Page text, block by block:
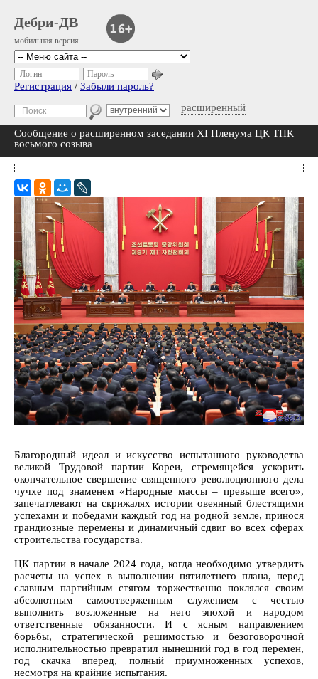
Дебри-ДВ
мобильная версия
расширенный
Логин Пароль
Регистрация / Забыли пароль?
Сообщение о расширенном заседании XI Пленума ЦК ТПК
восьмого созыва
Благородный идеал и искусство испытанного руководства
великой Трудовой партии Кореи, стремящейся ускорить
окончательное свершение священного революционного дела
чучхе под знаменем «Народные массы – превыше всего»,
запечатлевают на скрижалях истории овеянный блестящими
успехами и победами каждый год на родной земле, принося
грандиозные перемены и динамичный сдвиг во всех сферах
строительства государства.
ЦК партии в начале 2024 года, когда необходимо утвердить
расчеты на успех в выполнении пятилетнего плана, перед
славным партийным стягом торжественно поклялся своим
абсолютным самоотверженным служением с честью
выполнить возложенные на него эпохой и народом
ответственные обязанности. И с ясным направлением
борьбы, стратегической решимостью и безоговорочной
исполнительностью превратил нынешний год в год перемен,
год скачка вперед, полный приумноженных успехов,
несмотря на крайние испытания.